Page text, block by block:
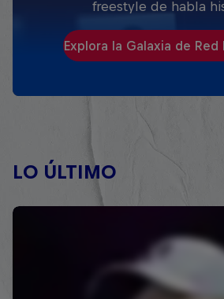
freestyle de habla
Explora la Galaxia de Red
LO ÚLTIMO